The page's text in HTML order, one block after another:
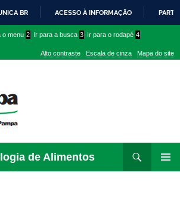
PARA
CONTEÚDO
BR ACESSO À INFORMAÇÃO
o menu 2 Ir para a busca 3 Ir para o rodapé 4
Alto contraste Escala de cinza Mapa do site
de Alimentos